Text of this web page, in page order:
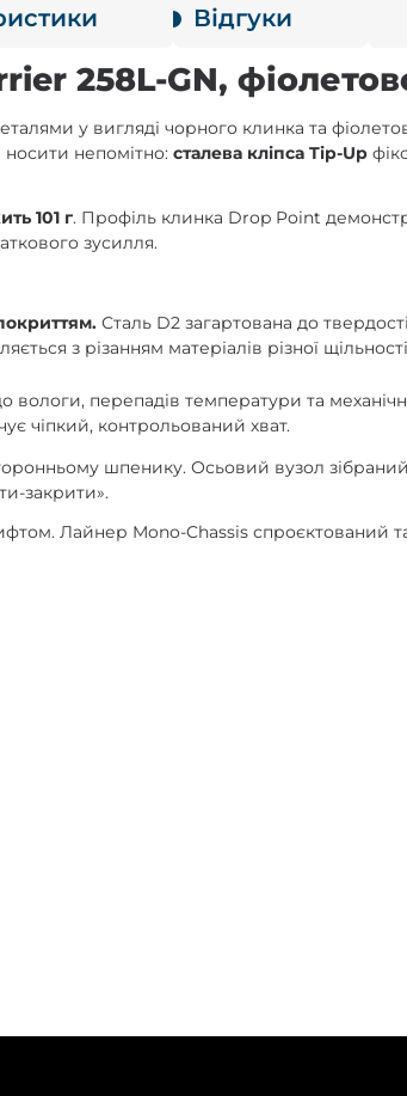
Відгуки
258L-GN,
у вигляді чорного клинка та
носити непомітно:сталева кліпса Tip-Up
101 г. Профіль клинка Drop Point
зусилля.
Сталь D2 загартована до
з різанням матеріалів різної
вологи, перепадів температури та
чіпкий, контрольований хват.
шпенику. Осьовий вузол
закрити».
Лайнер Mono-Chassis спроєктований